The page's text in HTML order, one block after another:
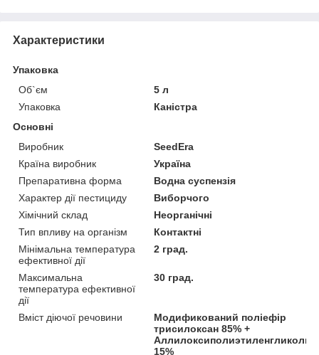
Характеристики
Упаковка
Об`єм
5 л
Упаковка
Каністра
Основні
Виробник
SeedEra
Країна виробник
Україна
Препаративна форма
Водна суспензія
Характер дії пестициду
Виборчого
Хімічний склад
Неорганічні
Тип впливу на організм
Контактні
Мінімальна температура
ефективної дії
2 град.
Максимальна
температура ефективної
дії
30 град.
Вміст діючої речовини
Модификований поліефір
трисилоксан 85% +
Аллилоксиполиэтиленгликоль
15%